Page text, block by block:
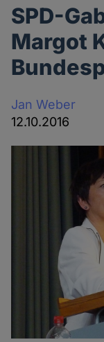
SPD-
Margot
Jan Weber
12.10.2016